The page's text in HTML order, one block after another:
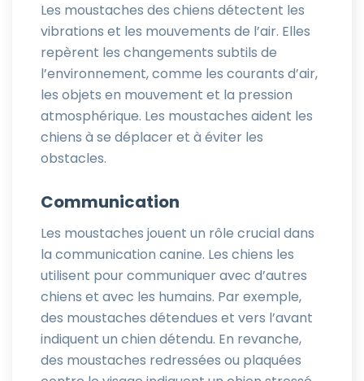
Les moustaches des chiens détectent les
vibrations et les mouvements de l’air. Elles
repèrent les changements subtils de
l’environnement, comme les courants d’air,
les objets en mouvement et la pression
atmosphérique. Les moustaches aident les
chiens à se déplacer et à éviter les
obstacles.
Communication
Les moustaches jouent un rôle crucial dans
la communication canine. Les chiens les
utilisent pour communiquer avec d’autres
chiens et avec les humains. Par exemple,
des moustaches détendues et vers l’avant
indiquent un chien détendu. En revanche,
des moustaches redressées ou plaquées